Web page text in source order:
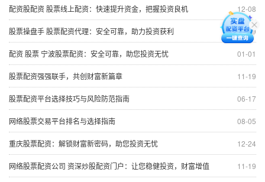
12-08
配资股配资 股票线上配资：快速提升资金，把握投资良机
11-19
股票操盘手 股票配资代理：安全可靠，助力投资获利
01-01
配资 股票 宁波股票配资：安全可靠，助您投资无忧
11-19
股票配资强强联手，共创财富新篇章
06-17
股票配资平台选择技巧与风险防范指南
08-05
网络股票交易平台排名与选择指南
12-24
重庆股票配资：解锁财富新密码，助您投资无忧
11-19
网络股票配资公司 资深炒股配资门户：让您稳健投资，财富增值